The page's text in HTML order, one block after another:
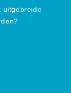
uitgebreide